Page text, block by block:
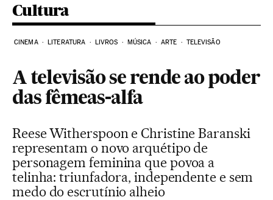
Cultura
CINEMA LITERATURA LIVROS MÚSICA ARTE TELEVISÃO
A televisão se rende ao poder
das fêmeas-alfa
Reese Witherspoon e Christine Baranski
representam o novo arquétipo de
personagem feminina que povoa a
telinha: triunfadora, independente e sem
medo do escrutínio alheio